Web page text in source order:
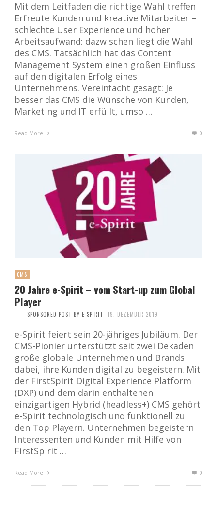
Mit dem Leitfaden die richtige Wahl treffen
Erfreute Kunden und kreative Mitarbeiter –
schlechte User Experience und hoher
Arbeitsaufwand: dazwischen liegt die Wahl
des CMS. Tatsächlich hat das Content
Management System einen großen Einfluss
auf den digitalen Erfolg eines
Unternehmens. Vereinfacht gesagt: Je
besser das CMS die Wünsche von Kunden,
Marketing und IT erfüllt, umso …
Read More 0
CMS
20 Jahre e-Spirit – vom Start-up zum Global
Player
SPONSORED POST BY E-SPIRIT 19. DEZEMBER 2019
e-Spirit feiert sein 20-jähriges Jubiläum. Der
CMS-Pionier unterstützt seit zwei Dekaden
große globale Unternehmen und Brands
dabei, ihre Kunden digital zu begeistern. Mit
der FirstSpirit Digital Experience Platform
(DXP) und dem darin enthaltenen
einzigartigen Hybrid (headless+) CMS gehört
e-Spirit technologisch und funktionell zu
den Top Playern. Unternehmen begeistern
Interessenten und Kunden mit Hilfe von
FirstSpirit …
Read More 0